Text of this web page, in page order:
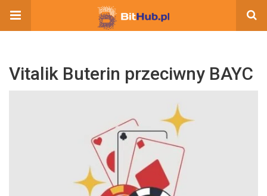
Vitalik Buterin przeciwny BAYC